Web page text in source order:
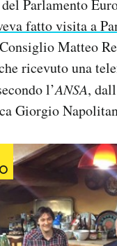
aiuto?
Parlamento
fatto visita a
Matteo
ricevuto una
l’ANSA,
Giorgio